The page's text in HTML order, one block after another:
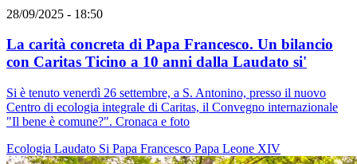
28/09/2025 - 18:50
La carità concreta di Papa Francesco. Un bilancio
con Caritas Ticino a 10 anni dalla Laudato si'
Si è tenuto venerdì 26 settembre, a S. Antonino, presso il nuovo
Centro di ecologia integrale di Caritas, il Convegno internazionale
"Il bene è comune?". Cronaca e foto
Ecologia Laudato Si Papa Francesco Papa Leone XIV